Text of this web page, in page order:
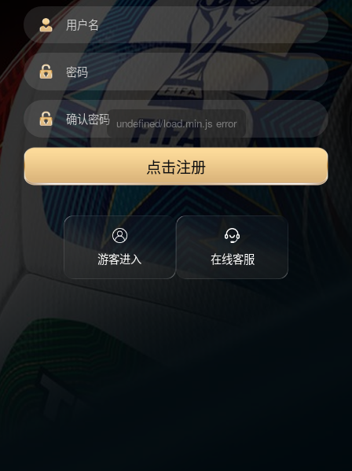
点击注册
游客进入 在线客服